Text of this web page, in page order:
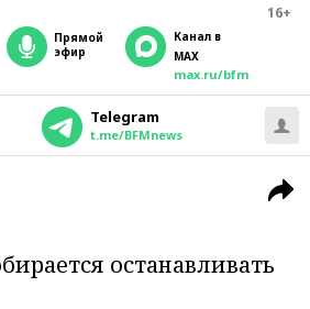
16+
прямой
эфир
Канал в
MAX
max.ru/bfm
Telegram
t.me/BFMnews
останавливать